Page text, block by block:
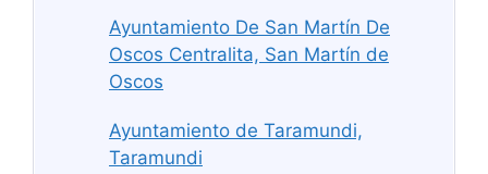
Ayuntamiento De San Martín De
Oscos Centralita, San Martín de
Oscos
Ayuntamiento de Taramundi,
Taramundi